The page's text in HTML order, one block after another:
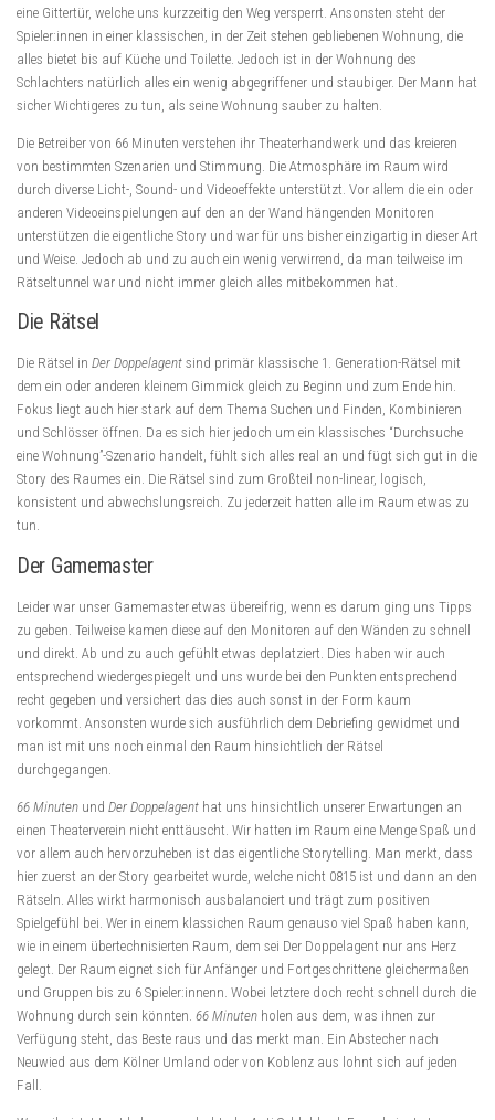
eine Gittertür, welche uns kurzzeitig den Weg versperrt. Ansonsten steht der
Spieler:innen in einer klassischen, in der Zeit stehen gebliebenen Wohnung, die
alles bietet bis auf Küche und Toilette. Jedoch ist in der Wohnung des
Schlachters natürlich alles ein wenig abgegriffener und staubiger. Der Mann hat
sicher Wichtigeres zu tun, als seine Wohnung sauber zu halten.
Die Betreiber von 66 Minuten verstehen ihr Theaterhandwerk und das kreieren
von bestimmten Szenarien und Stimmung. Die Atmosphäre im Raum wird
durch diverse Licht-, Sound- und Videoeffekte unterstützt. Vor allem die ein oder
anderen Videoeinspielungen auf den an der Wand hängenden Monitoren
unterstützen die eigentliche Story und war für uns bisher einzigartig in dieser Art
und Weise. Jedoch ab und zu auch ein wenig verwirrend, da man teilweise im
Rätseltunnel war und nicht immer gleich alles mitbekommen hat.
Die Rätsel
Die Rätsel in Der Doppelagent sind primär klassische 1. Generation-Rätsel mit
dem ein oder anderen kleinem Gimmick gleich zu Beginn und zum Ende hin.
Fokus liegt auch hier stark auf dem Thema Suchen und Finden, Kombinieren
und Schlösser öffnen. Da es sich hier jedoch um ein klassisches “Durchsuche
eine Wohnung”-Szenario handelt, fühlt sich alles real an und fügt sich gut in die
Story des Raumes ein. Die Rätsel sind zum Großteil non-linear, logisch,
konsistent und abwechslungsreich. Zu jederzeit hatten alle im Raum etwas zu
tun.
Der Gamemaster
Leider war unser Gamemaster etwas übereifrig, wenn es darum ging uns Tipps
zu geben. Teilweise kamen diese auf den Monitoren auf den Wänden zu schnell
und direkt. Ab und zu auch gefühlt etwas deplatziert. Dies haben wir auch
entsprechend wiedergespiegelt und uns wurde bei den Punkten entsprechend
recht gegeben und versichert das dies auch sonst in der Form kaum
vorkommt. Ansonsten wurde sich ausführlich dem Debriefing gewidmet und
man ist mit uns noch einmal den Raum hinsichtlich der Rätsel
durchgegangen.
66 Minuten und Der Doppelagent hat uns hinsichtlich unserer Erwartungen an
einen Theaterverein nicht enttäuscht. Wir hatten im Raum eine Menge Spaß und
vor allem auch hervorzuheben ist das eigentliche Storytelling. Man merkt, dass
hier zuerst an der Story gearbeitet wurde, welche nicht 0815 ist und dann an den
Rätseln. Alles wirkt harmonisch ausbalanciert und trägt zum positiven
Spielgefühl bei. Wer in einem klassichen Raum genauso viel Spaß haben kann,
wie in einem übertechnisierten Raum, dem sei Der Doppelagent nur ans Herz
gelegt. Der Raum eignet sich für Anfänger und Fortgeschrittene gleichermaßen
und Gruppen bis zu 6 Spieler:innenn. Wobei letztere doch recht schnell durch die
Wohnung durch sein könnten. 66 Minuten holen aus dem, was ihnen zur
Verfügung steht, das Beste raus und das merkt man. Ein Abstecher nach
Neuwied aus dem Kölner Umland oder von Koblenz aus lohnt sich auf jeden
Fall.